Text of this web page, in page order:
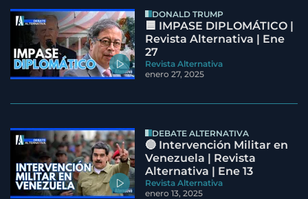
DONALD TRUMP
🟦 IMPASE DIPLOMÁTICO |
Revista Alternativa | Ene
27
Revista Alternativa
enero 27, 2025
DEBATE ALTERNATIVA
🔵 Intervención Militar en
Venezuela | Revista
Alternativa | Ene 13
Revista Alternativa
enero 13, 2025